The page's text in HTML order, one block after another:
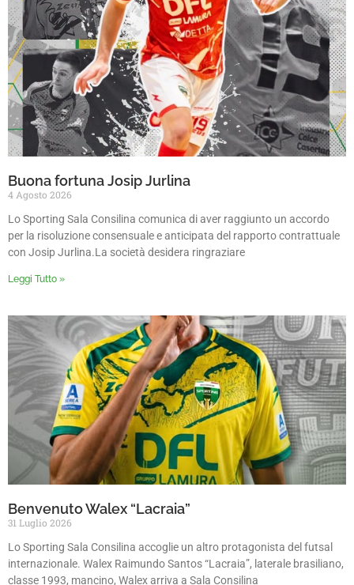
Buona fortuna Josip Jurlina
4 Agosto 2026
Lo Sporting Sala Consilina comunica di aver raggiunto un accordo
per la risoluzione consensuale e anticipata del rapporto contrattuale
con Josip Jurlina.La società desidera ringraziare
Leggi Tutto »
Benvenuto Walex “Lacraia”
31 Luglio 2026
Lo Sporting Sala Consilina accoglie un altro protagonista del futsal
internazionale. Walex Raimundo Santos “Lacraia”, laterale brasiliano,
classe 1993, mancino, Walex arriva a Sala Consilina